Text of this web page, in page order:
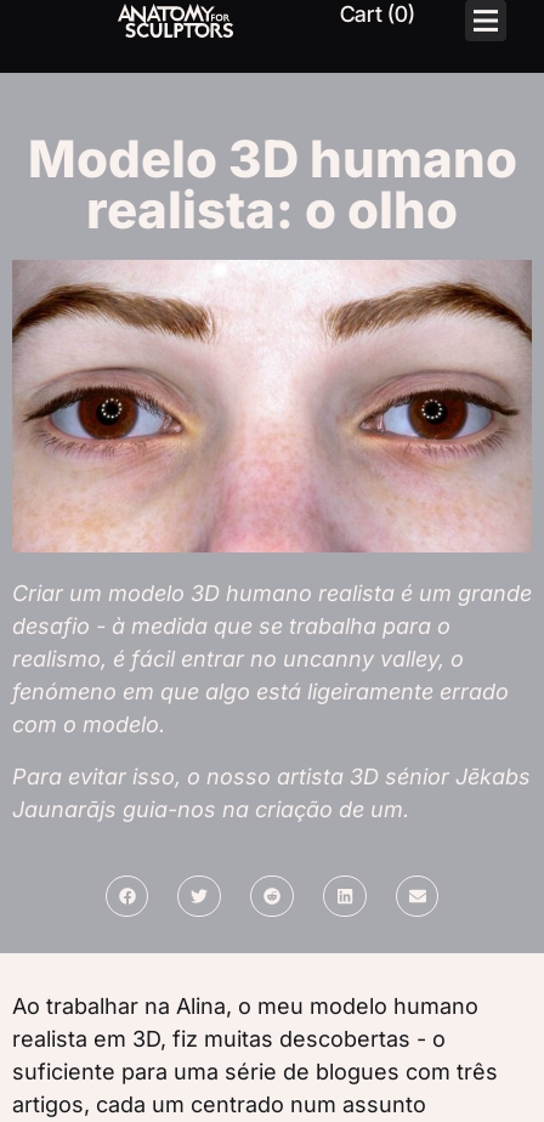
Modelo 3D humano
realista: o olho
Criar um modelo 3D humano realista é um grande
desafio - à medida que se trabalha para o
realismo, é fácil entrar no uncanny valley, o
fenómeno em que algo está ligeiramente errado
com o modelo.
Para evitar isso, o nosso artista 3D sénior Jēkabs
Jaunarājs guia-nos na criação de um.
Ao trabalhar na Alina, o meu modelo humano
realista em 3D, fiz muitas descobertas - o
suficiente para uma série de blogues com três
artigos, cada um centrado num assunto